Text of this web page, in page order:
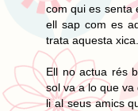
com qui es senta
ell sap com es
trata aquesta xica.
Ell no actua rés
sol va a lo que
li al seus amics